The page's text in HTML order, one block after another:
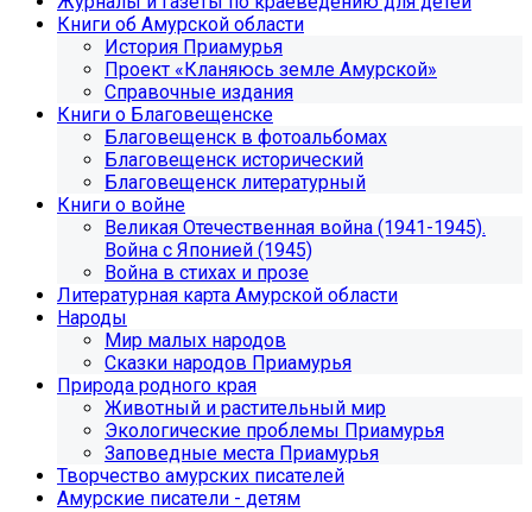
Книги об Амурской области
История Приамурья
Проект «Кланяюсь земле Амурской»
Справочные издания
Книги о Благовещенске
Благовещенск в фотоальбомах
Благовещенск исторический
Благовещенск литературный
Книги о войне
Великая Отечественная война (1941-1945).
Война с Японией (1945)
Война в стихах и прозе
Литературная карта Амурской области
Народы
Мир малых народов
Сказки народов Приамурья
Природа родного края
Животный и растительный мир
Экологические проблемы Приамурья
Заповедные места Приамурья
Творчество амурских писателей
Амурские писатели - детям